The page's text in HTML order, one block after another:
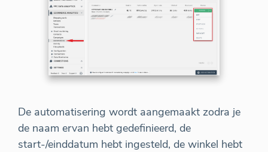
De automatisering wordt aangemaakt zodra je
de naam ervan hebt gedefinieerd, de
start-/einddatum hebt ingesteld, de winkel hebt